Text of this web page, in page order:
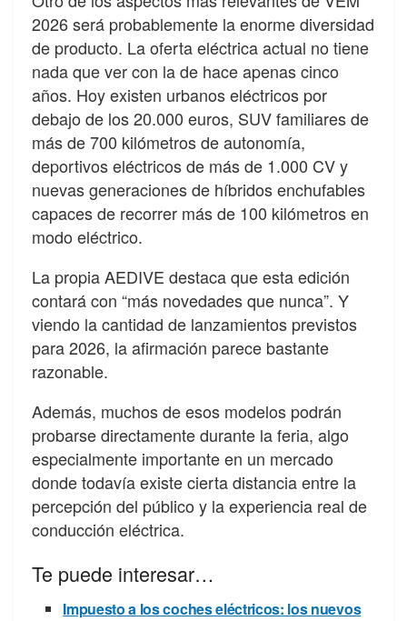
2026 será probablemente la enorme diversidad
de producto. La oferta eléctrica actual no tiene
nada que ver con la de hace apenas cinco
años. Hoy existen urbanos eléctricos por
debajo de los 20.000 euros, SUV familiares de
más de 700 kilómetros de autonomía,
deportivos eléctricos de más de 1.000 CV y
nuevas generaciones de híbridos enchufables
capaces de recorrer más de 100 kilómetros en
modo eléctrico.
La propia AEDIVE destaca que esta edición
contará con “más novedades que nunca”. Y
viendo la cantidad de lanzamientos previstos
para 2026, la afirmación parece bastante
razonable.
Además, muchos de esos modelos podrán
probarse directamente durante la feria, algo
especialmente importante en un mercado
donde todavía existe cierta distancia entre la
percepción del público y la experiencia real de
conducción eléctrica.
Te puede interesar…
Impuesto a los coches eléctricos: los nuevos